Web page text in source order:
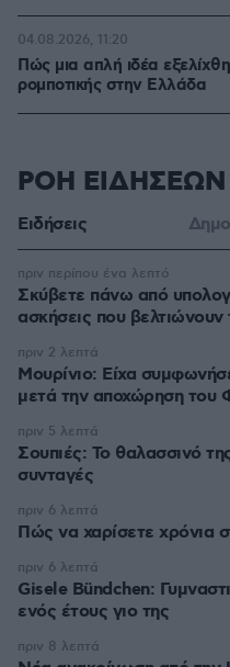
Πώς μια απλή ιδέα
ρομποτικής στην Ελλάδα
04.08.2026, 11:20
ΡΟΗ ΕΙΔΗΣΕΩΝ
Ειδήσεις
Σκύβετε πάνω από
ασκήσεις που
πριν περίπου ένα λεπτό
Μουρίνιο: Είχα
μετά την αποχώρηση του
πριν 2 λεπτά
Σουπιές: Το θαλασσινό
συνταγές
πριν 5 λεπτά
Πώς να χαρίσετε χρόνια
πριν 6 λεπτά
Gisele Bündchen:
ενός έτους γιο της
πριν 6 λεπτά
πριν 8 λεπτά